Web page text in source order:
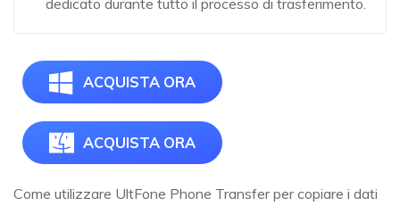
ACQUISTA ORA
ACQUISTA ORA
Come utilizzare UltFone Phone Transfer per copiare i dati